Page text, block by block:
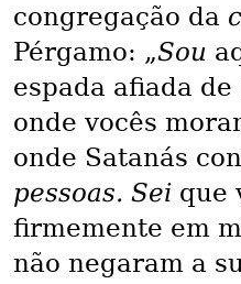
congregação da
Pérgamo: „Sou
espada afiada de
onde vocês
onde Satanás
pessoas. Sei que
firmemente em
não negaram a